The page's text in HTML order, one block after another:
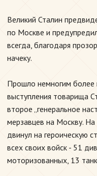
Великий Сталин
по Москве и
всегда, благодаря
начеку.
Прошло немногим более
выступления товарища
второе „генеральное
мерзавцев на Москву.
двинул на героическую
всех своих войск - 51
моторизованных, 13